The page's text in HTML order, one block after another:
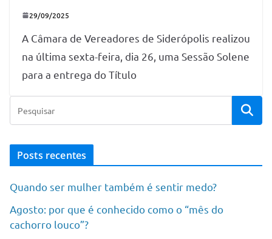
29/09/2025
A Câmara de Vereadores de Siderópolis realizou
na última sexta-feira, dia 26, uma Sessão Solene
para a entrega do Título
Posts recentes
Quando ser mulher também é sentir medo?
Agosto: por que é conhecido como o “mês do
cachorro louco”?